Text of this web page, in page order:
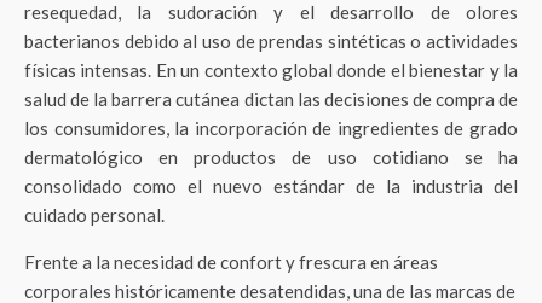
resequedad, la sudoración y el desarrollo de olores
bacterianos debido al uso de prendas sintéticas o actividades
físicas intensas. En un contexto global donde el bienestar y la
salud de la barrera cutánea dictan las decisiones de compra de
los consumidores, la incorporación de ingredientes de grado
dermatológico en productos de uso cotidiano se ha
consolidado como el nuevo estándar de la industria del
cuidado personal.
Frente a la necesidad de confort y frescura en áreas
corporales históricamente desatendidas, una de las marcas de